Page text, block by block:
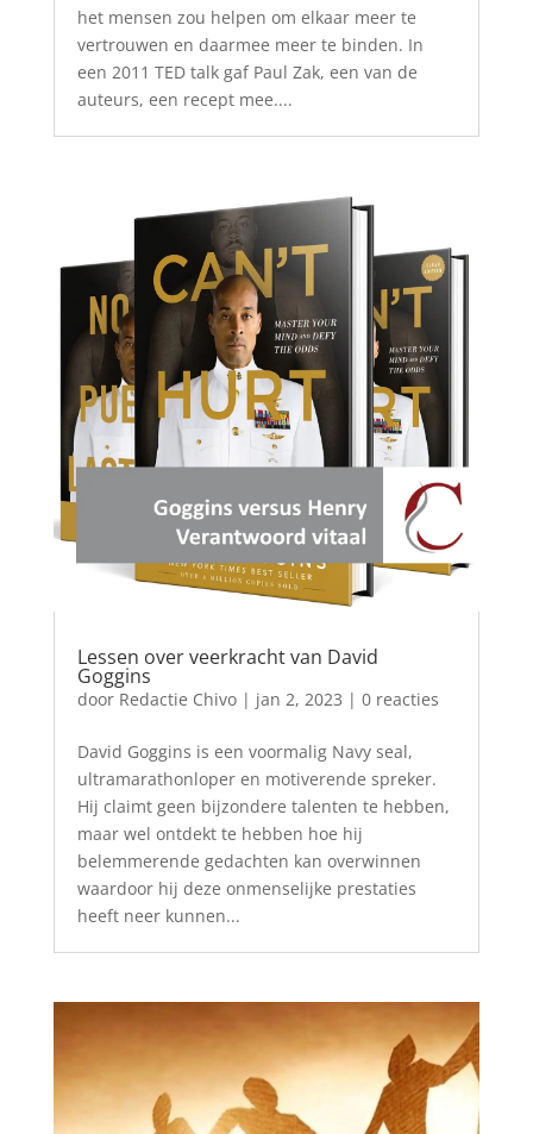
het mensen zou helpen om elkaar meer te
vertrouwen en daarmee meer te binden. In
een 2011 TED talk gaf Paul Zak, een van de
auteurs, een recept mee....
Lessen over veerkracht van David
Goggins
door Redactie Chivo| jan 2, 2023 | 0 reacties
David Goggins is een voormalig Navy seal,
ultramarathonloper en motiverende spreker.
Hij claimt geen bijzondere talenten te hebben,
maar wel ontdekt te hebben hoe hij
belemmerende gedachten kan overwinnen
waardoor hij deze onmenselijke prestaties
heeft neer kunnen...